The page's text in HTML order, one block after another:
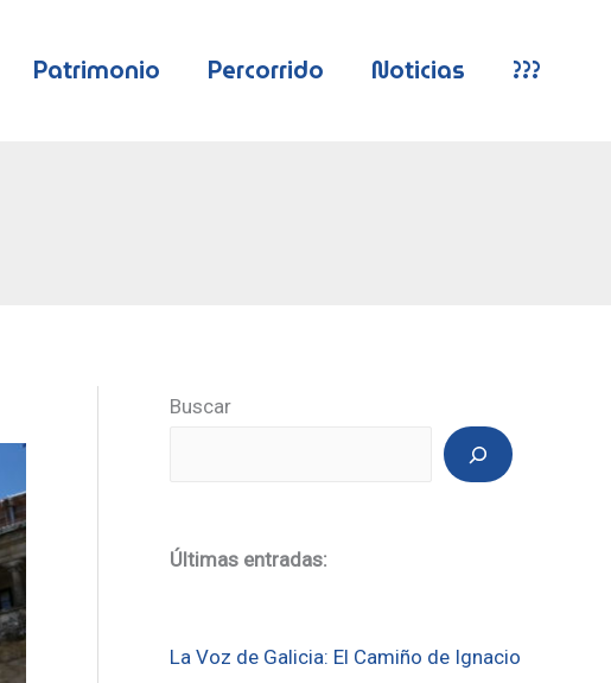
Patrimonio Percorrido Noticias ???
Buscar
Últimas entradas:
La Voz de Galicia: El Camiño de Ignacio